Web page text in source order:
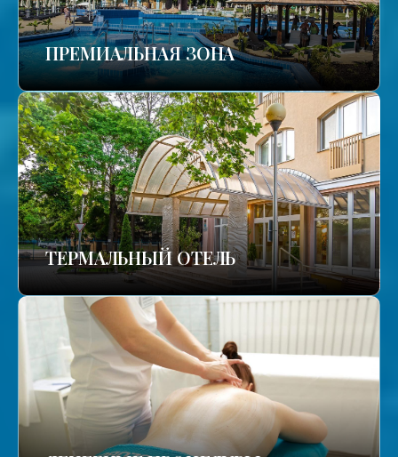
ПРЕМИАЛЬНАЯ ЗОНА
ТЕРМАЛЬНЫЙ ОТЕЛЬ